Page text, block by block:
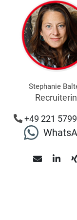
Stephanie
Recruiterin
+49 221